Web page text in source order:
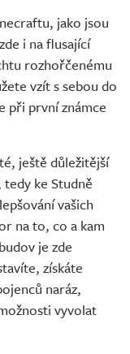
jako jsou
i na flusající
rozhořčenému
vzít s sebou do
při první známce
ještě důležitější
tedy ke Studně
vašich
na to, co a kam
je zde
získáte
naráz,
vyvolat